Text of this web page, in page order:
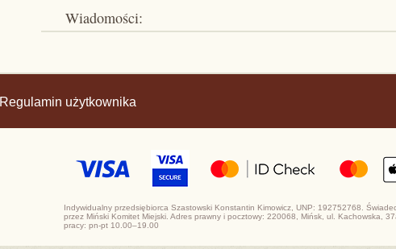
Wiadomości:
Regulamin użytkownika
Indywidualny przedsiębiorca Szastowski Konstantin Kimowicz, UNP: 192752768.
przez Miński Komitet Miejski. Adres prawny i pocztowy: 220068, Mińsk, ul. Kachowska,
pracy: pn-pt 10.00–19.00